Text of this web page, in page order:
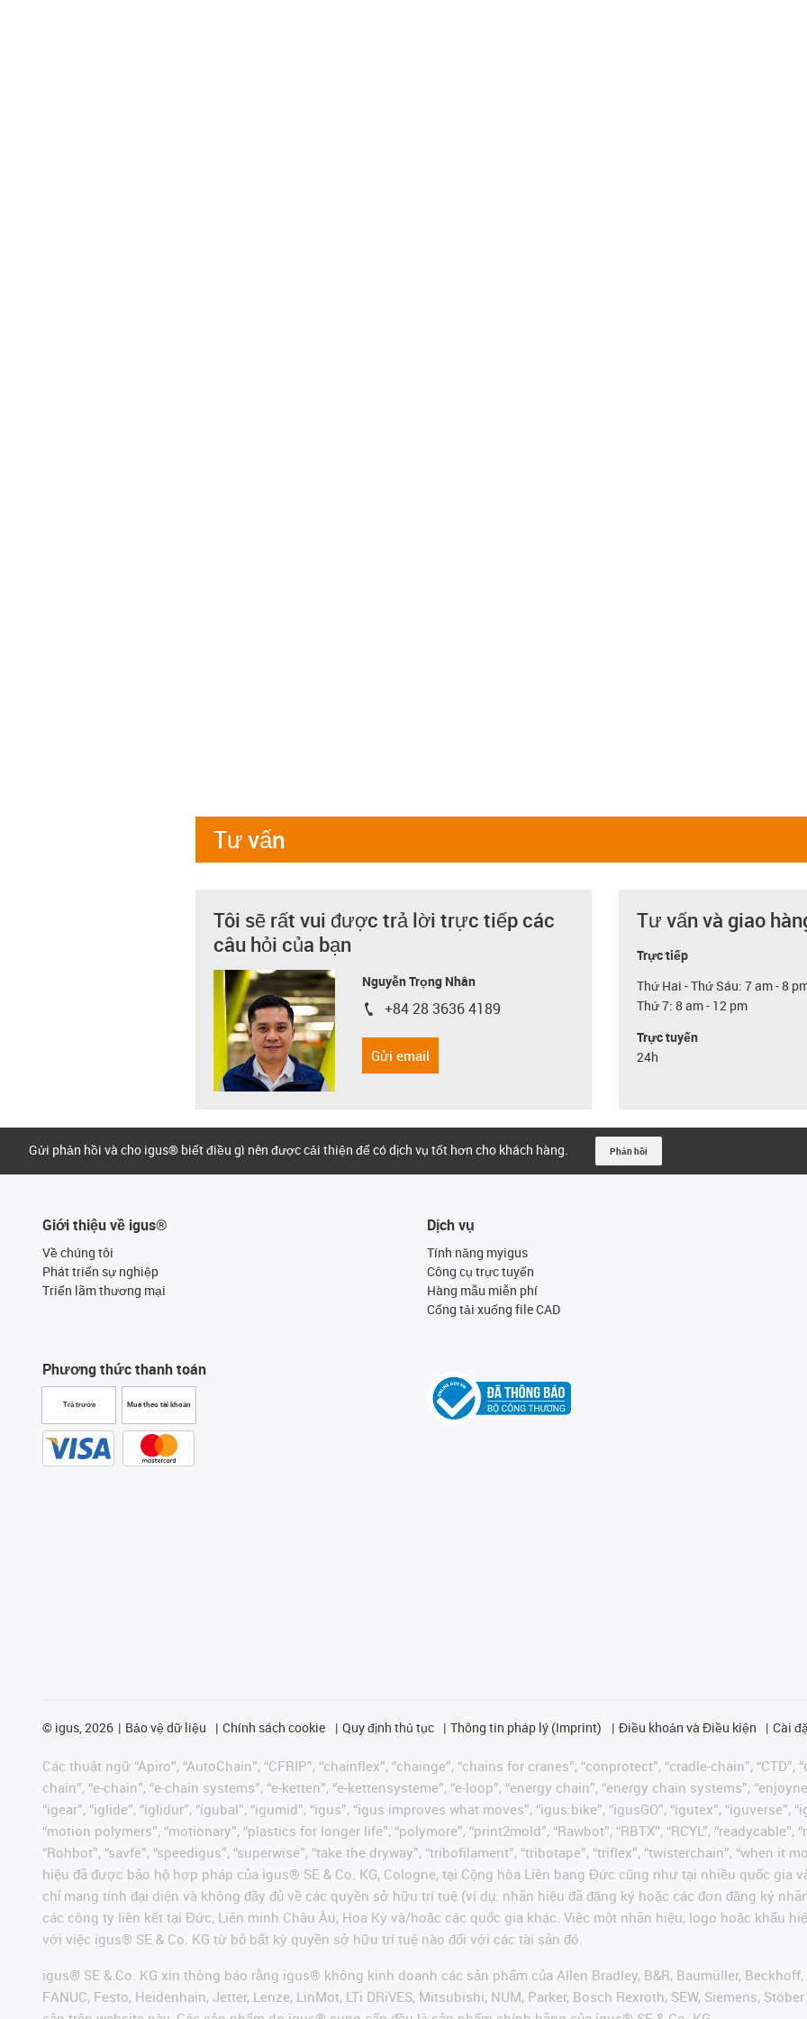
Tư vấn
Tôi sẽ rất vui được trả lời trực tiếp các
câu hỏi của bạn
Nguyễn Trọng Nhân
igus-icon-phone
+84 28 3636 4189
Gửi email
Tư vấn và giao
Trực tiếp
Thứ Hai - Thứ Sáu: 7 am - 8
Thứ 7: 8 am - 12 pm
Trực tuyến
24h
Gửi phản hồi và cho igus® biết điều gì nên được cải thiện để có dịch vụ tốt hơn cho khách hàng. Phản hồi
Giới thiệu về igus®
Về chúng tôi
Phát triển sự nghiệp
Triển lãm thương mại
Phương thức thanh toán
Trả trước Mua theo tài khoản
Dịch vụ
Tính năng myigus
Công cụ trực tuyến
Hàng mẫu miễn phí
Cổng tải xuống file CAD
© igus, 2026 Bảo vệ dữ liệu Chính sách cookie Quy định thủ tục Thông tin pháp lý (Imprint) Điều khoản và Điều kiện Cài
Các thuật ngữ “Apiro”, “AutoChain”, “CFRIP”, “chainflex”, “chainge”, “chains for cranes”, “conprotect”, “cradle-chain”, “CTD”,
chain”, “e-chain”, “e-chain systems”, “e-ketten”, “e-kettensysteme”, “e-loop”, “energy chain”, “energy chain systems”,
“igear”, “iglide”, “iglidur”, “igubal”, “igumid”, “igus”, “igus improves what moves”, “igus:bike”, “igusGO”, “igutex”, “iguverse”,
“motion polymers”, “motionary”, “plastics for longer life”, “polymore”, “print2mold”, “Rawbot”, “RBTX”, “RCYL”, “readycable”,
“Rohbot”, “savfe”, “speedigus”, “superwise”, “take the dryway”, “tribofilament”, “tribotape”, “triflex”, “twisterchain”, “when it
hiệu đã được bảo hộ hợp pháp của igus® SE & Co. KG, Cologne, tại Cộng hòa Liên bang Đức cũng như tại nhiều quốc gia
chỉ mang tính đại diện và không đầy đủ về các quyền sở hữu trí tuệ (ví dụ: nhãn hiệu đã đăng ký hoặc các đơn đăng ký
các công ty liên kết tại Đức, Liên minh Châu Âu, Hoa Kỳ và/hoặc các quốc gia khác. Việc một nhãn hiệu, logo hoặc khẩu
với việc igus® SE & Co. KG từ bỏ bất kỳ quyền sở hữu trí tuệ nào đối với các tài sản đó.
igus® SE & Co. KG xin thông báo rằng igus® không kinh doanh các sản phẩm của Allen Bradley, B&R, Baumüller, Beckhoff,
FANUC, Festo, Heidenhain, Jetter, Lenze, LinMot, LTi DRiVES, Mitsubishi, NUM, Parker, Bosch Rexroth, SEW, Siemens,